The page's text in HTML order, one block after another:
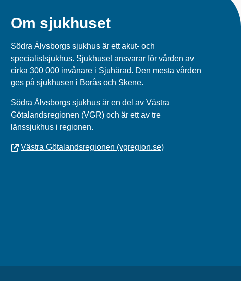
Om sjukhuset
Södra Älvsborgs sjukhus är ett akut- och
specialistsjukhus. Sjukhuset ansvarar för vården av
cirka 300 000 invånare i Sjuhärad. Den mesta vården
ges på sjukhusen i Borås och Skene.
Södra Älvsborgs sjukhus är en del av Västra
Götalandsregionen (VGR) och är ett av tre
länssjukhus i regionen.
Västra Götalandsregionen (vgregion.se)